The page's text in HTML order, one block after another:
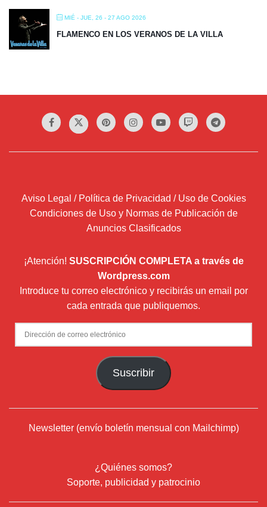
MIÉ - JUE, 26 - 27 AGO 2026
FLAMENCO EN LOS VERANOS DE LA VILLA
Aviso Legal / Política de Privacidad / Uso de Cookies
Condiciones de Uso y Normas de Publicación de
Anuncios Clasificados
¡Atención! SUSCRIPCIÓN COMPLETA a través de
Wordpress.com
Introduce tu correo electrónico y recibirás un email por
cada entrada que publiquemos.
Dirección
de
Suscribir
Newsletter (envío boletín mensual con Mailchimp)
¿Quiénes somos?
Soporte, publicidad y patrocinio